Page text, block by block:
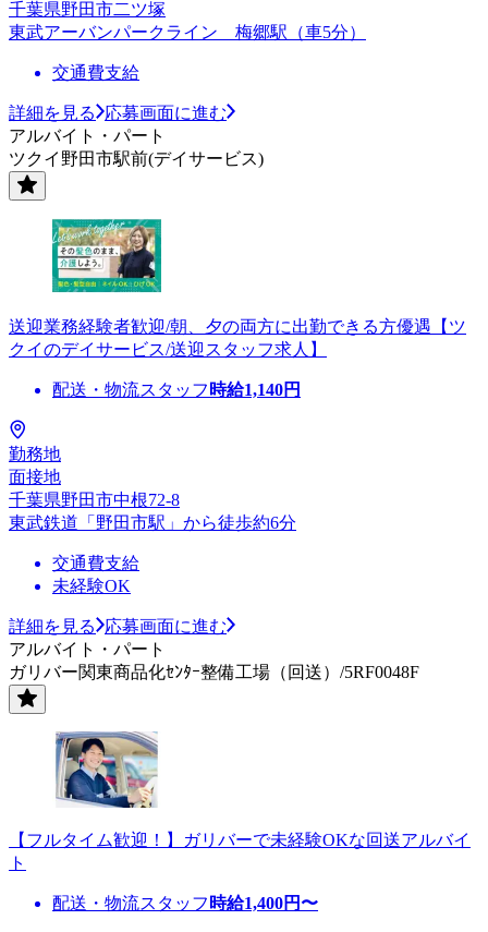
千葉県野田市二ツ塚
東武アーバンパークライン 梅郷駅（車5分）
交通費支給
詳細を見る
応募画面に進む
アルバイト・パート
ツクイ野田市駅前(デイサービス)
送迎業務経験者歓迎/朝、夕の両方に出勤できる方優遇【ツ
クイのデイサービス/送迎スタッフ求人】
配送・物流スタッフ 時給1,140円
勤務地
面接地
千葉県野田市中根72-8
東武鉄道「野田市駅」から徒歩約6分
交通費支給
未経験OK
詳細を見る
応募画面に進む
アルバイト・パート
ガリバー関東商品化ｾﾝﾀｰ整備工場（回送）/5RF0048F
【フルタイム歓迎！】ガリバーで未経験OKな回送アルバイ
ト
配送・物流スタッフ 時給1,400円〜